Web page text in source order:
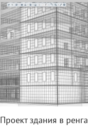
Проект здания в ренга